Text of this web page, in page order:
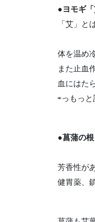
●ヨモギ「
「艾」と
体を温め
また止血
血にはた
⇨っもっ
●菖蒲の根
芳香性が
健胃薬、